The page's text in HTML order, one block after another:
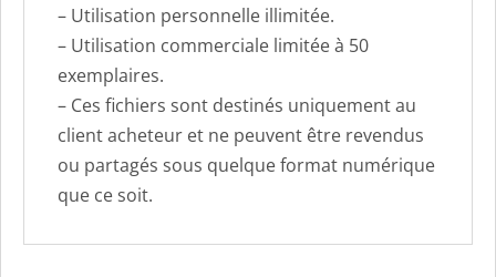
– Utilisation personnelle illimitée.
– Utilisation commerciale limitée à 50
exemplaires.
– Ces fichiers sont destinés uniquement au
client acheteur et ne peuvent être revendus
ou partagés sous quelque format numérique
que ce soit.